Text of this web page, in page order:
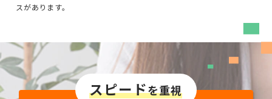
スがあります。
スピードを重視